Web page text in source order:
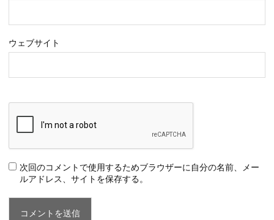
ウェブサイト
次回のコメントで使用するためブラウザーに自分の名前、メー
ルアドレス、サイトを保存する。